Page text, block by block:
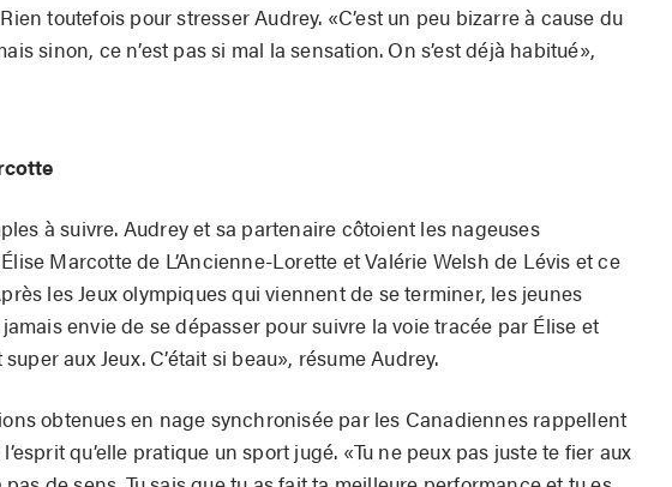
toutefois pour stresser Audrey. «C’est un peu bizarre à cause du
sinon, ce n’est pas si mal la sensation. On s’est déjà habitué»,
à suivre. Audrey et sa partenaire côtoient les nageuses
Marcotte de L’Ancienne-Lorette et Valérie Welsh de Lévis et ce
les Jeux olympiques qui viennent de se terminer, les jeunes
envie de se dépasser pour suivre la voie tracée par Élise et
aux Jeux. C’était si beau», résume Audrey.
obtenues en nage synchronisée par les Canadiennes rappellent
qu’elle pratique un sport jugé. «Tu ne peux pas juste te fier aux